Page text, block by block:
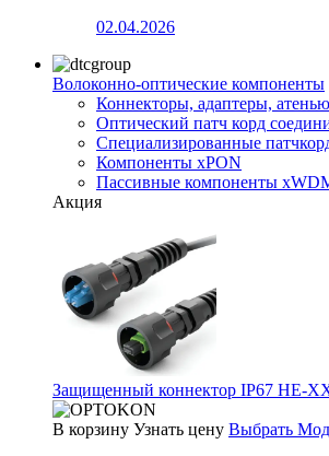
02.04.2026
Волоконно-оптические компоненты
Коннекторы, адаптеры,
Оптический патч корд
Специализированные
Компоненты xPON
Пассивные компоненты
Акция
Защищенный коннектор IP67 HE-
В корзину Узнать цену Выбрать